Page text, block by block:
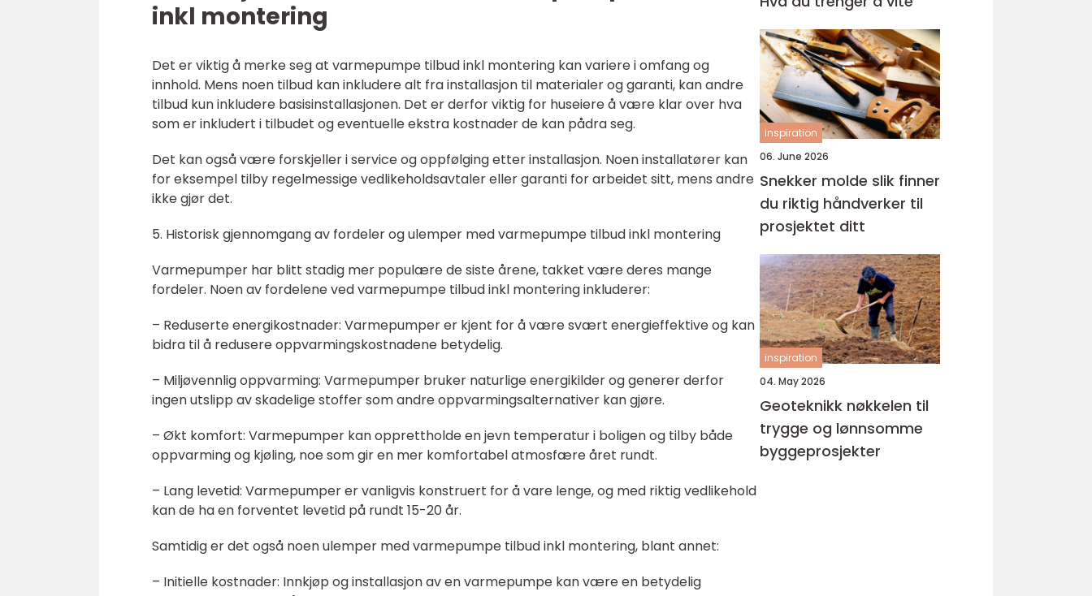
inkl montering
Det er viktig å merke seg at varmepumpe tilbud inkl montering kan variere i omfang og
innhold. Mens noen tilbud kan inkludere alt fra installasjon til materialer og garanti, kan andre
tilbud kun inkludere basisinstallasjonen. Det er derfor viktig for huseiere å være klar over hva
som er inkludert i tilbudet og eventuelle ekstra kostnader de kan pådra seg.
Det kan også være forskjeller i service og oppfølging etter installasjon. Noen installatører kan
for eksempel tilby regelmessige vedlikeholdsavtaler eller garanti for arbeidet sitt, mens andre
ikke gjør det.
5. Historisk gjennomgang av fordeler og ulemper med varmepumpe tilbud inkl montering
Varmepumper har blitt stadig mer populære de siste årene, takket være deres mange
fordeler. Noen av fordelene ved varmepumpe tilbud inkl montering inkluderer:
– Reduserte energikostnader: Varmepumper er kjent for å være svært energieffektive og kan
bidra til å redusere oppvarmingskostnadene betydelig.
– Miljøvennlig oppvarming: Varmepumper bruker naturlige energikilder og generer derfor
ingen utslipp av skadelige stoffer som andre oppvarmingsalternativer kan gjøre.
– Økt komfort: Varmepumper kan opprettholde en jevn temperatur i boligen og tilby både
oppvarming og kjøling, noe som gir en mer komfortabel atmosfære året rundt.
– Lang levetid: Varmepumper er vanligvis konstruert for å vare lenge, og med riktig vedlikehold
kan de ha en forventet levetid på rundt 15-20 år.
Samtidig er det også noen ulemper med varmepumpe tilbud inkl montering, blant annet:
– Initielle kostnader: Innkjøp og installasjon av en varmepumpe kan være en betydelig
inspiration
06. June 2026
Snekker molde slik finner
du riktig håndverker til
prosjektet ditt
inspiration
04. May 2026
Geoteknikk nøkkelen til
trygge og lønnsomme
byggeprosjekter